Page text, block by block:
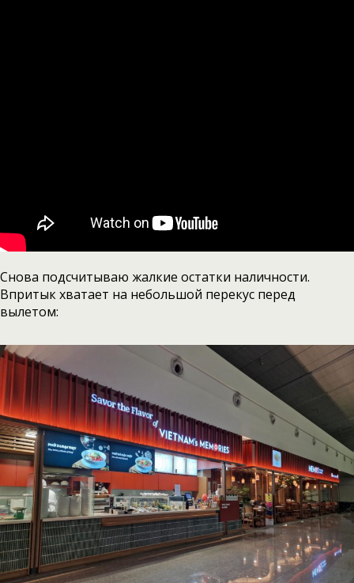
Снова подсчитываю жалкие остатки наличности.
Впритык хватает на небольшой перекус перед
вылетом: